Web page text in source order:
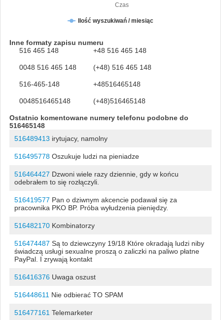
Czas
Ilość wyszukiwań / miesiąc
Inne formaty zapisu numeru
516 465 148
+48 516 465 148
0048 516 465 148 (+48) 516 465 148
516-465-148 +48516465148
0048516465148 (+48)516465148
Ostatnio komentowane numery telefonu podobne do
516465148
516489413 irytujacy, namolny
516495778Oszukuje ludzi na pieniadze
516464427 Dzwoni wiele razy dziennie, gdy w końcu
odebrałem to się rozłączyli.
516419577 Pan o dziwnym akcencie podawał się za
pracownika PKO BP. Próba wyłudzenia pieniędzy.
516482170Kombinatorzy
516474487 Są to dziewczyny 19/18 Które okradają ludzi niby
świadczą usługi sexualne proszą o zaliczki na paliwo płatne
PayPal. I zrywają kontakt
516416376Uwaga oszust
516448611 Nie odbierać TO SPAM
516477161 Telemarketer